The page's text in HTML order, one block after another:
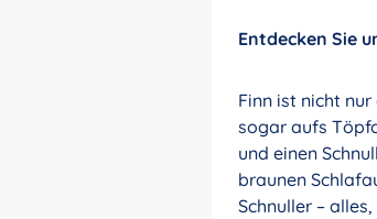
Entdecken Sie
Finn ist nicht
sogar aufs
und einen
braunen
Schnuller –